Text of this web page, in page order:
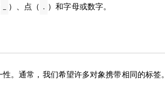
）、点（ . ）和字母或数字。
。通常，我们希望许多对象携带相同的标签。